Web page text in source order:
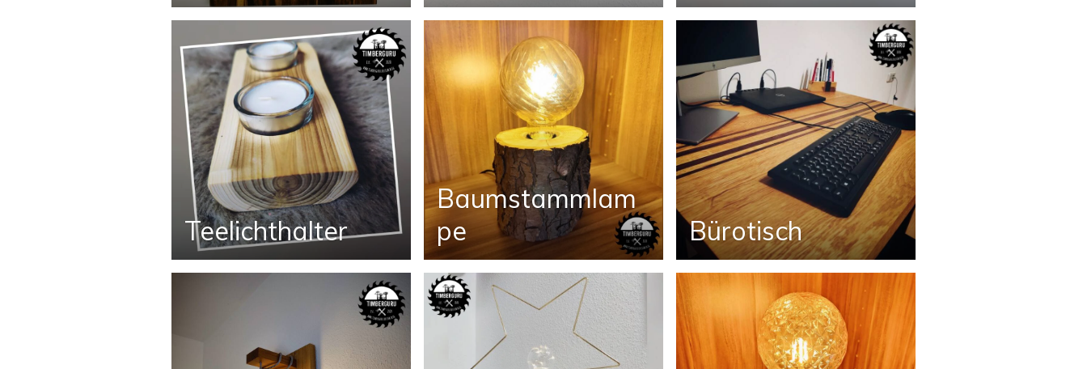
Teelichthalter
Baumstammlam
pe
Bürotisch